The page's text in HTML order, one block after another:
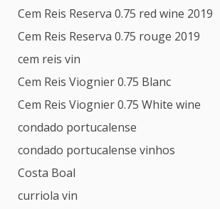
Cem Reis Reserva 0.75 red wine 2019
Cem Reis Reserva 0.75 rouge 2019
cem reis vin
Cem Reis Viognier 0.75 Blanc
Cem Reis Viognier 0.75 White wine
condado portucalense
condado portucalense vinhos
Costa Boal
curriola vin